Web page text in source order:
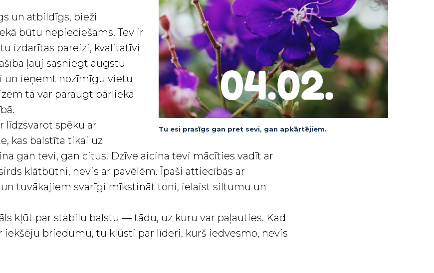
Tu esi prasīgs gan pret sevi, gan apkārtējiem.
un atbildīgs, bieži
būtu nepieciešams. Tev ir
izdarītas pareizi, kvalitatīvi
ļauj sasniegt augstu
un ieņemt nozīmīgu vietu
tā var pāraugt pārliekā
līdzsvarot spēku ar
kas balstīta tikai uz
gan tevi, gan citus. Dzīve aicina tevi mācīties vadīt ar
klātbūtni, nevis ar pavēlēm. Īpaši attiecībās ar
tuvākajiem svarīgi mīkstināt toni, ielaist siltumu un
kļūt par stabilu balstu — tādu, uz kuru var paļauties. Kad
iekšēju briedumu, tu kļūsti par līderi, kurš iedvesmo, nevis